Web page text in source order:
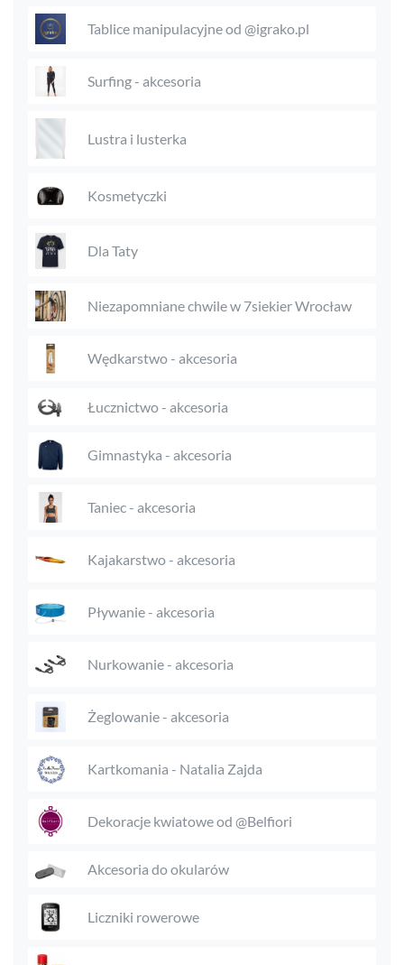
Tablice manipulacyjne od @igrako.pl
Surfing - akcesoria
Lustra i lusterka
Kosmetyczki
Dla Taty
Niezapomniane chwile w 7siekier Wrocław
Wędkarstwo - akcesoria
Łucznictwo - akcesoria
Gimnastyka - akcesoria
Taniec - akcesoria
Kajakarstwo - akcesoria
Pływanie - akcesoria
Nurkowanie - akcesoria
Żeglowanie - akcesoria
Kartkomania - Natalia Zajda
Dekoracje kwiatowe od @Belfiori
Akcesoria do okularów
Liczniki rowerowe